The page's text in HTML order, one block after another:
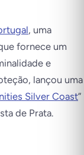
, uma
fornece um
e
lançou uma
Silver Coast”
de Prata.